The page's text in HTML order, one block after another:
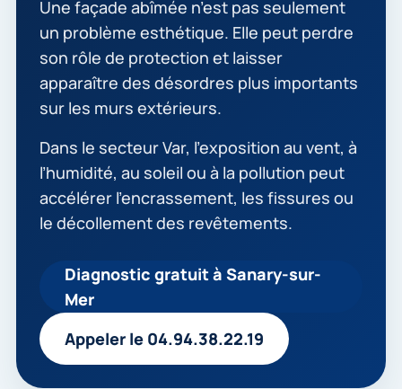
Une façade abîmée n’est pas seulement
un problème esthétique. Elle peut perdre
son rôle de protection et laisser
apparaître des désordres plus importants
sur les murs extérieurs.
Dans le secteur Var, l’exposition au vent, à
l’humidité, au soleil ou à la pollution peut
accélérer l’encrassement, les fissures ou
le décollement des revêtements.
Diagnostic gratuit à Sanary-sur-
Mer
Appeler le 04.94.38.22.19